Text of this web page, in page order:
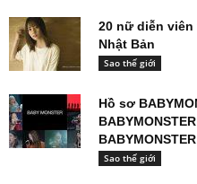
20 nữ diễn
Nhật Bản
Sao thế giới
Hồ sơ
Sao thế giới